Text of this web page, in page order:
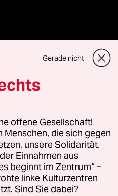
GmbH
Fragen oder für Genehmigungen
Kommune-Richtlinien
Impressum AGB
Gerade nicht
offene Gesellschaft!
die sich gegen
unsere Solidarität.
Einnahmen aus
beginnt im Zentrum“ –
linke Kulturzentren
Sind Sie dabei?